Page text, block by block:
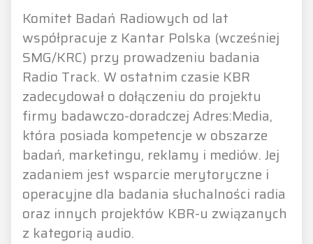
Komitet Badań Radiowych od lat
współpracuje z Kantar Polska (wcześniej
SMG/KRC) przy prowadzeniu badania
Radio Track. W ostatnim czasie KBR
zadecydował o dołączeniu do projektu
firmy badawczo-doradczej Adres:Media,
która posiada kompetencje w obszarze
badań, marketingu, reklamy i mediów. Jej
zadaniem jest wsparcie merytoryczne i
operacyjne dla badania słuchalności radia
oraz innych projektów KBR-u związanych
z kategorią audio.